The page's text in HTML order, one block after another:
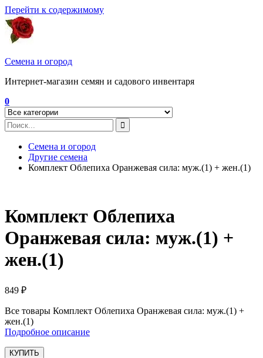
Перейти к содержимому
Семена и огород
Интернет-магазин семян и садового инвентаря
0
Семена и огород
Другие семена
Комплект Облепиха Оранжевая сила: муж.(1) + жен.(1)
Комплект Облепиха
Оранжевая сила: муж.(1) +
жен.(1)
849 ₽
Все товары Комплект Облепиха Оранжевая сила: муж.(1) +
жен.(1)
Подробное описание
КУПИТЬ